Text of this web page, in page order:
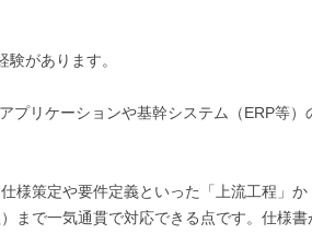
があります。
プリケーションや基幹システム（ERP等）
様策定や要件定義といった「上流工程」か
まで一気通貫で対応できる点です。仕様書